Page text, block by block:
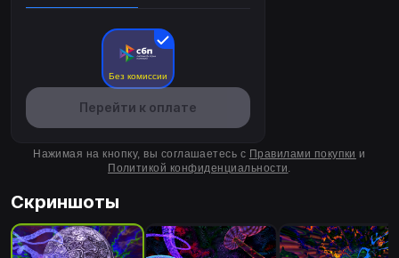
Без комиссии
Перейти к оплате
Нажимая на кнопку, вы соглашаетесь с Правилами покупки и
Политикой конфиденциальности.
Скриншоты